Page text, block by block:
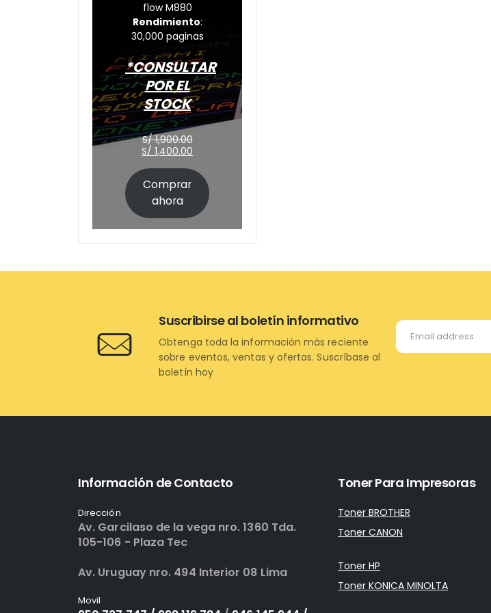
flow M880
Rendimiento:
30,000 paginas
*CONSULTAR
POR EL
STOCK
S/1,900.00El
precio
era:
S/ 1,900.00.
S/ 1,400.00
actual
S/ 1,400.00.
Comprar
ahora
Suscribirse al boletín informativo
Obtenga toda la información más reciente
sobre eventos, ventas y ofertas. Suscríbase al
boletín hoy
Información de Contacto
Dirección
Av. Garcilaso de la vega nro. 1360 Tda.
105-106 - Plaza Tec
Av. Uruguay nro. 494 Interior 08 Lima
Movil
Toner Para Impresoras
Toner BROTHER
Toner CANON
Toner HP
Toner KONICA MINOLTA